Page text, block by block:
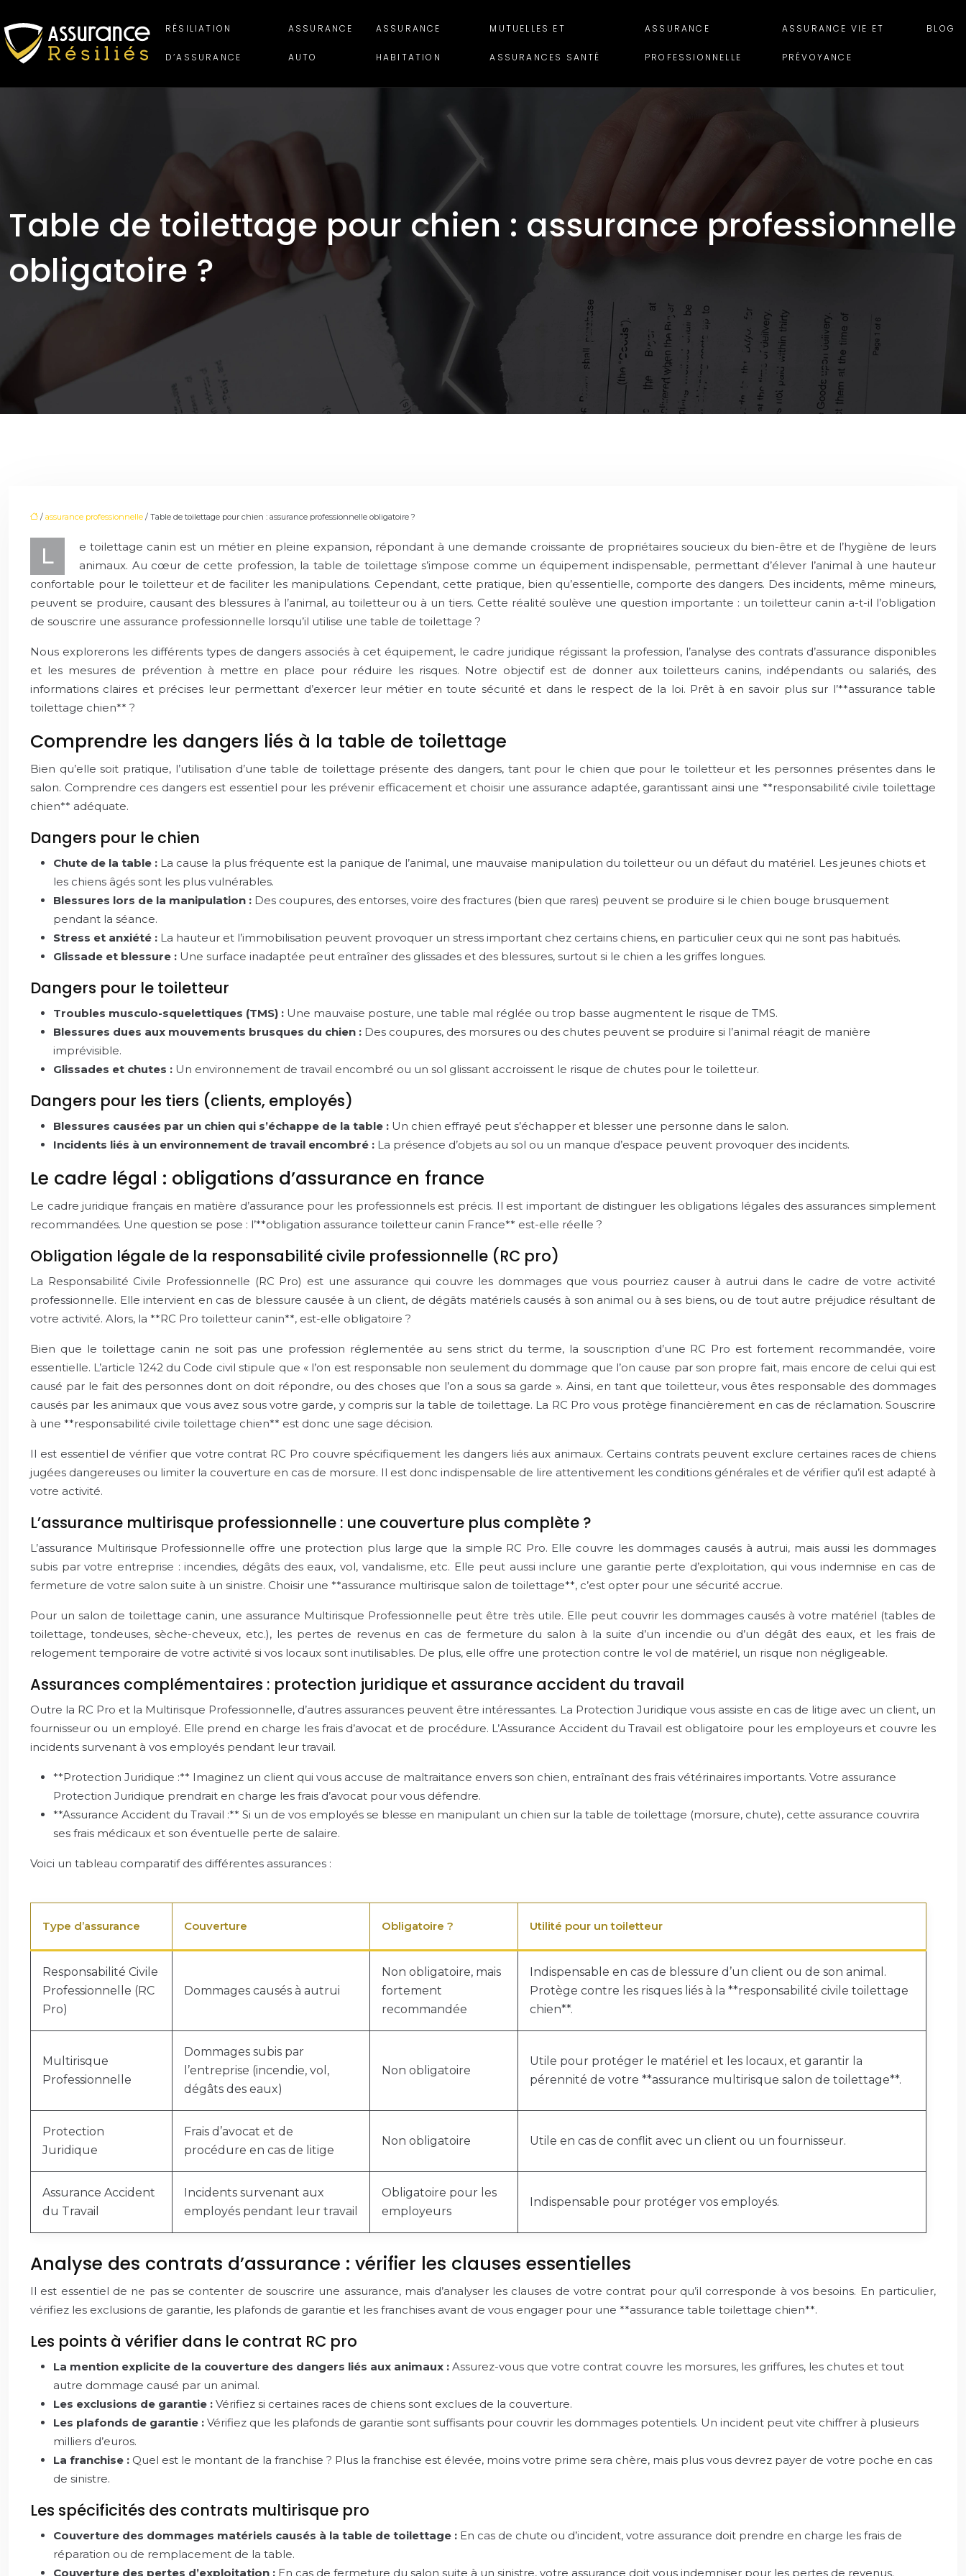
RÉSILIATION
D’ASSURANCE
ASSURANCE
AUTO
ASSURANCE
HABITATION
MUTUELLES ET
ASSURANCES SANTÉ
ASSURANCE
PROFESSIONNELLE
ASSURANCE VIE ET
PRÉVOYANCE
BLOG
Table de toilettage pour chien : assurance professionnelle
obligatoire ?
/ assurance professionnelle / Table de toilettage pour chien : assurance professionnelle obligatoire ?
L
e toilettage canin est un métier en pleine expansion, répondant à une demande croissante de propriétaires soucieux du bien-être et de l’hygiène de leurs
animaux. Au cœur de cette profession, la table de toilettage s’impose comme un équipement indispensable, permettant d’élever l’animal à une hauteur
confortable pour le toiletteur et de faciliter les manipulations. Cependant, cette pratique, bien qu’essentielle, comporte des dangers. Des incidents, même mineurs,
peuvent se produire, causant des blessures à l’animal, au toiletteur ou à un tiers. Cette réalité soulève une question importante : un toiletteur canin a-t-il l’obligation
de souscrire une assurance professionnelle lorsqu’il utilise une table de toilettage ?
Nous explorerons les différents types de dangers associés à cet équipement, le cadre juridique régissant la profession, l’analyse des contrats d’assurance disponibles
et les mesures de prévention à mettre en place pour réduire les risques. Notre objectif est de donner aux toiletteurs canins, indépendants ou salariés, des
informations claires et précises leur permettant d’exercer leur métier en toute sécurité et dans le respect de la loi. Prêt à en savoir plus sur l’**assurance table
toilettage chien** ?
Comprendre les dangers liés à la table de toilettage
Bien qu’elle soit pratique, l’utilisation d’une table de toilettage présente des dangers, tant pour le chien que pour le toiletteur et les personnes présentes dans le
salon. Comprendre ces dangers est essentiel pour les prévenir efficacement et choisir une assurance adaptée, garantissant ainsi une **responsabilité civile toilettage
chien** adéquate.
Dangers pour le chien
Chute de la table : La cause la plus fréquente est la panique de l’animal, une mauvaise manipulation du toiletteur ou un défaut du matériel. Les jeunes chiots et
les chiens âgés sont les plus vulnérables.
Blessures lors de la manipulation : Des coupures, des entorses, voire des fractures (bien que rares) peuvent se produire si le chien bouge brusquement
pendant la séance.
Stress et anxiété : La hauteur et l’immobilisation peuvent provoquer un stress important chez certains chiens, en particulier ceux qui ne sont pas habitués.
Glissade et blessure : Une surface inadaptée peut entraîner des glissades et des blessures, surtout si le chien a les griffes longues.
Dangers pour le toiletteur
Troubles musculo-squelettiques (TMS) : Une mauvaise posture, une table mal réglée ou trop basse augmentent le risque de TMS.
Blessures dues aux mouvements brusques du chien : Des coupures, des morsures ou des chutes peuvent se produire si l’animal réagit de manière
imprévisible.
Glissades et chutes : Un environnement de travail encombré ou un sol glissant accroissent le risque de chutes pour le toiletteur.
Dangers pour les tiers (clients, employés)
Blessures causées par un chien qui s’échappe de la table : Un chien effrayé peut s’échapper et blesser une personne dans le salon.
Incidents liés à un environnement de travail encombré : La présence d’objets au sol ou un manque d’espace peuvent provoquer des incidents.
Le cadre légal : obligations d’assurance en france
Le cadre juridique français en matière d’assurance pour les professionnels est précis. Il est important de distinguer les obligations légales des assurances simplement
recommandées. Une question se pose : l’**obligation assurance toiletteur canin France** est-elle réelle ?
Obligation légale de la responsabilité civile professionnelle (RC pro)
La Responsabilité Civile Professionnelle (RC Pro) est une assurance qui couvre les dommages que vous pourriez causer à autrui dans le cadre de votre activité
professionnelle. Elle intervient en cas de blessure causée à un client, de dégâts matériels causés à son animal ou à ses biens, ou de tout autre préjudice résultant de
votre activité. Alors, la **RC Pro toiletteur canin**, est-elle obligatoire ?
Bien que le toilettage canin ne soit pas une profession réglementée au sens strict du terme, la souscription d’une RC Pro est fortement recommandée, voire
essentielle. L’article 1242 du Code civil stipule que « l’on est responsable non seulement du dommage que l’on cause par son propre fait, mais encore de celui qui est
causé par le fait des personnes dont on doit répondre, ou des choses que l’on a sous sa garde ». Ainsi, en tant que toiletteur, vous êtes responsable des dommages
causés par les animaux que vous avez sous votre garde, y compris sur la table de toilettage. La RC Pro vous protège financièrement en cas de réclamation. Souscrire
à une **responsabilité civile toilettage chien** est donc une sage décision.
Il est essentiel de vérifier que votre contrat RC Pro couvre spécifiquement les dangers liés aux animaux. Certains contrats peuvent exclure certaines races de chiens
jugées dangereuses ou limiter la couverture en cas de morsure. Il est donc indispensable de lire attentivement les conditions générales et de vérifier qu’il est adapté à
votre activité.
L’assurance multirisque professionnelle : une couverture plus complète ?
L’assurance Multirisque Professionnelle offre une protection plus large que la simple RC Pro. Elle couvre les dommages causés à autrui, mais aussi les dommages
subis par votre entreprise : incendies, dégâts des eaux, vol, vandalisme, etc. Elle peut aussi inclure une garantie perte d’exploitation, qui vous indemnise en cas de
fermeture de votre salon suite à un sinistre. Choisir une **assurance multirisque salon de toilettage**, c’est opter pour une sécurité accrue.
Pour un salon de toilettage canin, une assurance Multirisque Professionnelle peut être très utile. Elle peut couvrir les dommages causés à votre matériel (tables de
toilettage, tondeuses, sèche-cheveux, etc.), les pertes de revenus en cas de fermeture du salon à la suite d’un incendie ou d’un dégât des eaux, et les frais de
relogement temporaire de votre activité si vos locaux sont inutilisables. De plus, elle offre une protection contre le vol de matériel, un risque non négligeable.
Assurances complémentaires : protection juridique et assurance accident du travail
Outre la RC Pro et la Multirisque Professionnelle, d’autres assurances peuvent être intéressantes. La Protection Juridique vous assiste en cas de litige avec un client, un
fournisseur ou un employé. Elle prend en charge les frais d’avocat et de procédure. L’Assurance Accident du Travail est obligatoire pour les employeurs et couvre les
incidents survenant à vos employés pendant leur travail.
**Protection Juridique :** Imaginez un client qui vous accuse de maltraitance envers son chien, entraînant des frais vétérinaires importants. Votre assurance
Protection Juridique prendrait en charge les frais d’avocat pour vous défendre.
**Assurance Accident du Travail :** Si un de vos employés se blesse en manipulant un chien sur la table de toilettage (morsure, chute), cette assurance couvrira
ses frais médicaux et son éventuelle perte de salaire.
Voici un tableau comparatif des différentes assurances :
Type d’assurance Couverture Obligatoire ? Utilité pour un toiletteur
Responsabilité Civile
Professionnelle (RC
Pro)
Dommages causés à autrui
Non obligatoire, mais
fortement
recommandée
Indispensable en cas de blessure d’un client ou de son animal.
Protège contre les risques liés à la **responsabilité civile toilettage
chien**.
Multirisque
Professionnelle
Dommages subis par
l’entreprise (incendie, vol,
dégâts des eaux)
Non obligatoire
Utile pour protéger le matériel et les locaux, et garantir la
pérennité de votre **assurance multirisque salon de toilettage**.
Protection
Juridique
Frais d’avocat et de
procédure en cas de litige
Non obligatoire Utile en cas de conflit avec un client ou un fournisseur.
Assurance Accident
du Travail
Incidents survenant aux
employés pendant leur travail
Obligatoire pour les
employeurs
Indispensable pour protéger vos employés.
Analyse des contrats d’assurance : vérifier les clauses essentielles
Il est essentiel de ne pas se contenter de souscrire une assurance, mais d’analyser les clauses de votre contrat pour qu’il corresponde à vos besoins. En particulier,
vérifiez les exclusions de garantie, les plafonds de garantie et les franchises avant de vous engager pour une **assurance table toilettage chien**.
Les points à vérifier dans le contrat RC pro
La mention explicite de la couverture des dangers liés aux animaux : Assurez-vous que votre contrat couvre les morsures, les griffures, les chutes et tout
autre dommage causé par un animal.
Les exclusions de garantie : Vérifiez si certaines races de chiens sont exclues de la couverture.
Les plafonds de garantie : Vérifiez que les plafonds de garantie sont suffisants pour couvrir les dommages potentiels. Un incident peut vite chiffrer à plusieurs
milliers d’euros.
La franchise : Quel est le montant de la franchise ? Plus la franchise est élevée, moins votre prime sera chère, mais plus vous devrez payer de votre poche en cas
de sinistre.
Les spécificités des contrats multirisque pro
Couverture des dommages matériels causés à la table de toilettage : En cas de chute ou d’incident, votre assurance doit prendre en charge les frais de
réparation ou de remplacement de la table.
Couverture des pertes d’exploitation : En cas de fermeture du salon suite à un sinistre, votre assurance doit vous indemniser pour les pertes de revenus.